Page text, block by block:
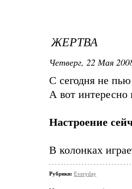
ЖЕРТВА
Четверг, 22 Мая
С сегодня не пью
А вот интересно
Настроение
В колонках
Рубрики: Everyday